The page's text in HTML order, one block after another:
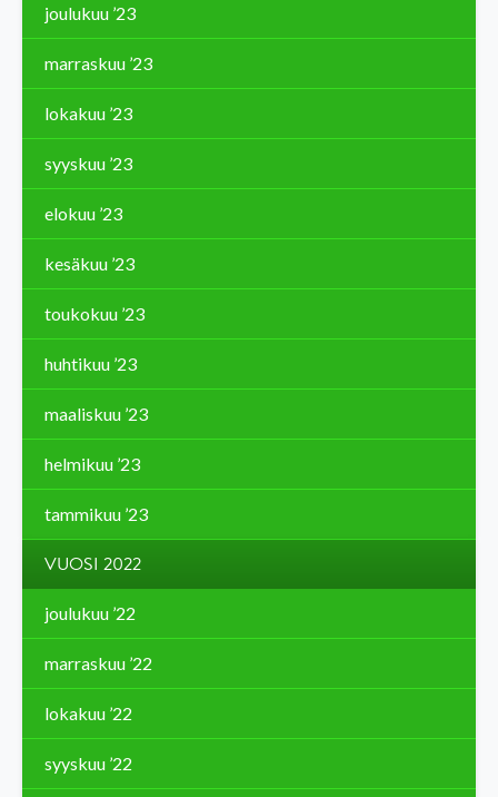
joulukuu ’23
marraskuu ’23
lokakuu ’23
syyskuu ’23
elokuu ’23
kesäkuu ’23
toukokuu ’23
huhtikuu ’23
maaliskuu ’23
helmikuu ’23
tammikuu ’23
VUOSI 2022
joulukuu ’22
marraskuu ’22
lokakuu ’22
syyskuu ’22